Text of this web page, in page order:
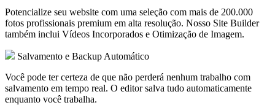
Potencialize seu website com uma seleção com mais de 200.000
fotos profissionais premium em alta resolução. Nosso Site Builder
também inclui Vídeos Incorporados e Otimização de Imagem.
Salvamento e Backup Automático
Você pode ter certeza de que não perderá nenhum trabalho com
salvamento em tempo real. O editor salva tudo automaticamente
enquanto você trabalha.